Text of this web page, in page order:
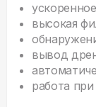
высокая
вывод
работа